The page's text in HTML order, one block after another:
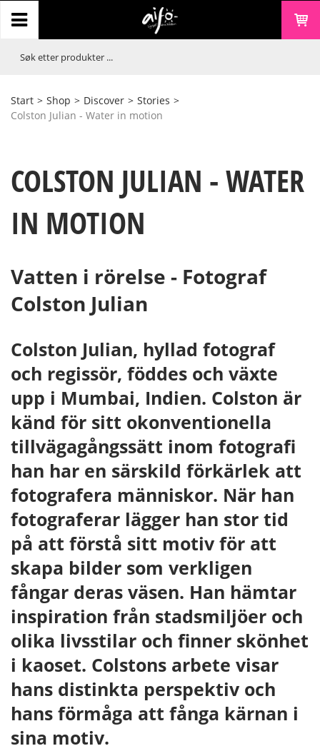
Start > Shop > Discover > Stories >
Colston Julian - Water in motion
COLSTON JULIAN - WATER
IN MOTION
Vatten i rörelse - Fotograf
Colston Julian
Colston Julian, hyllad fotograf
och regissör, föddes och växte
upp i Mumbai, Indien. Colston är
känd för sitt okonventionella
tillvägagångssätt inom fotografi
han har en särskild förkärlek att
fotografera människor. När han
fotograferar lägger han stor tid
på att förstå sitt motiv för att
skapa bilder som verkligen
fångar deras väsen. Han hämtar
inspiration från stadsmiljöer och
olika livsstilar och finner skönhet
i kaoset. Colstons arbete visar
hans distinkta perspektiv och
hans förmåga att fånga kärnan i
sina motiv.